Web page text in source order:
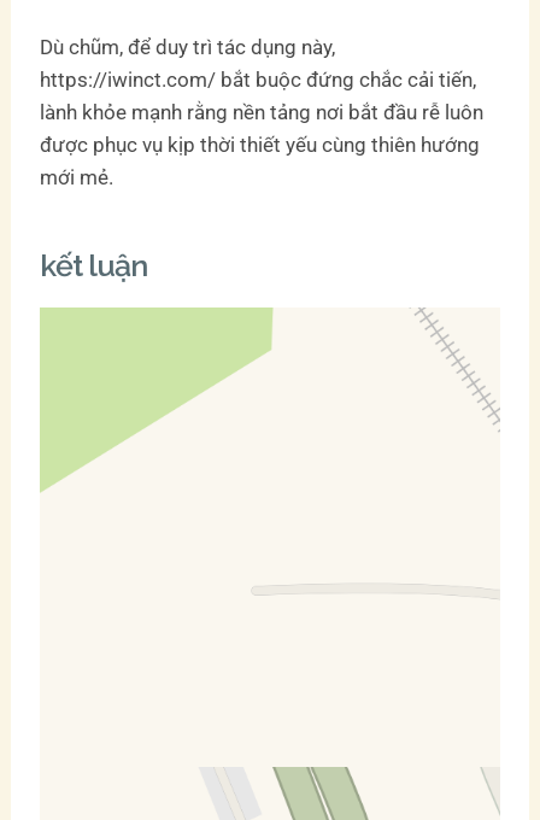
Dù chũm, để duy trì tác dụng này,
https://iwinct.com/ bắt buộc đứng chắc cải tiến,
lành khỏe mạnh rằng nền tảng nơi bắt đầu rễ luôn
được phục vụ kịp thời thiết yếu cùng thiên hướng
mới mẻ.
kết luận